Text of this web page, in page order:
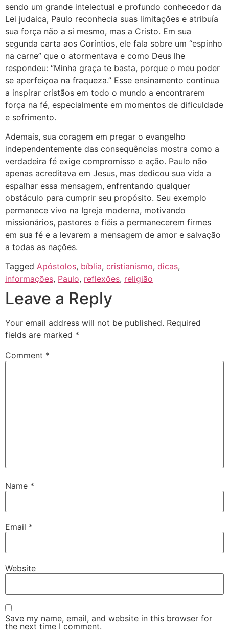
sendo um grande intelectual e profundo conhecedor da
Lei judaica, Paulo reconhecia suas limitações e atribuía
sua força não a si mesmo, mas a Cristo. Em sua
segunda carta aos Coríntios, ele fala sobre um “espinho
na carne” que o atormentava e como Deus lhe
respondeu: “Minha graça te basta, porque o meu poder
se aperfeiçoa na fraqueza.” Esse ensinamento continua
a inspirar cristãos em todo o mundo a encontrarem
força na fé, especialmente em momentos de dificuldade
e sofrimento.
Ademais, sua coragem em pregar o evangelho
independentemente das consequências mostra como a
verdadeira fé exige compromisso e ação. Paulo não
apenas acreditava em Jesus, mas dedicou sua vida a
espalhar essa mensagem, enfrentando qualquer
obstáculo para cumprir seu propósito. Seu exemplo
permanece vivo na Igreja moderna, motivando
missionários, pastores e fiéis a permanecerem firmes
em sua fé e a levarem a mensagem de amor e salvação
a todas as nações.
Tagged Apóstolos, bíblia, cristianismo, dicas,
informações, Paulo, reflexões, religião
Leave a Reply
Your email address will not be published. Required
fields are marked *
Comment *
Name *
Email *
Website
Save my name, email, and website in this browser for
the next time I comment.